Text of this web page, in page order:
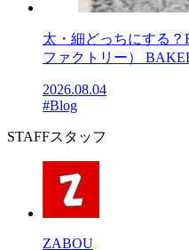
太・細どっちにする？
ファクトリー）
2026.08.04
#Blog
STAFFスタッフ
ZABOU